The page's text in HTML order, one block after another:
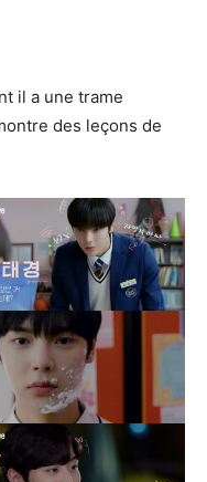
il a une trame
des leçons de